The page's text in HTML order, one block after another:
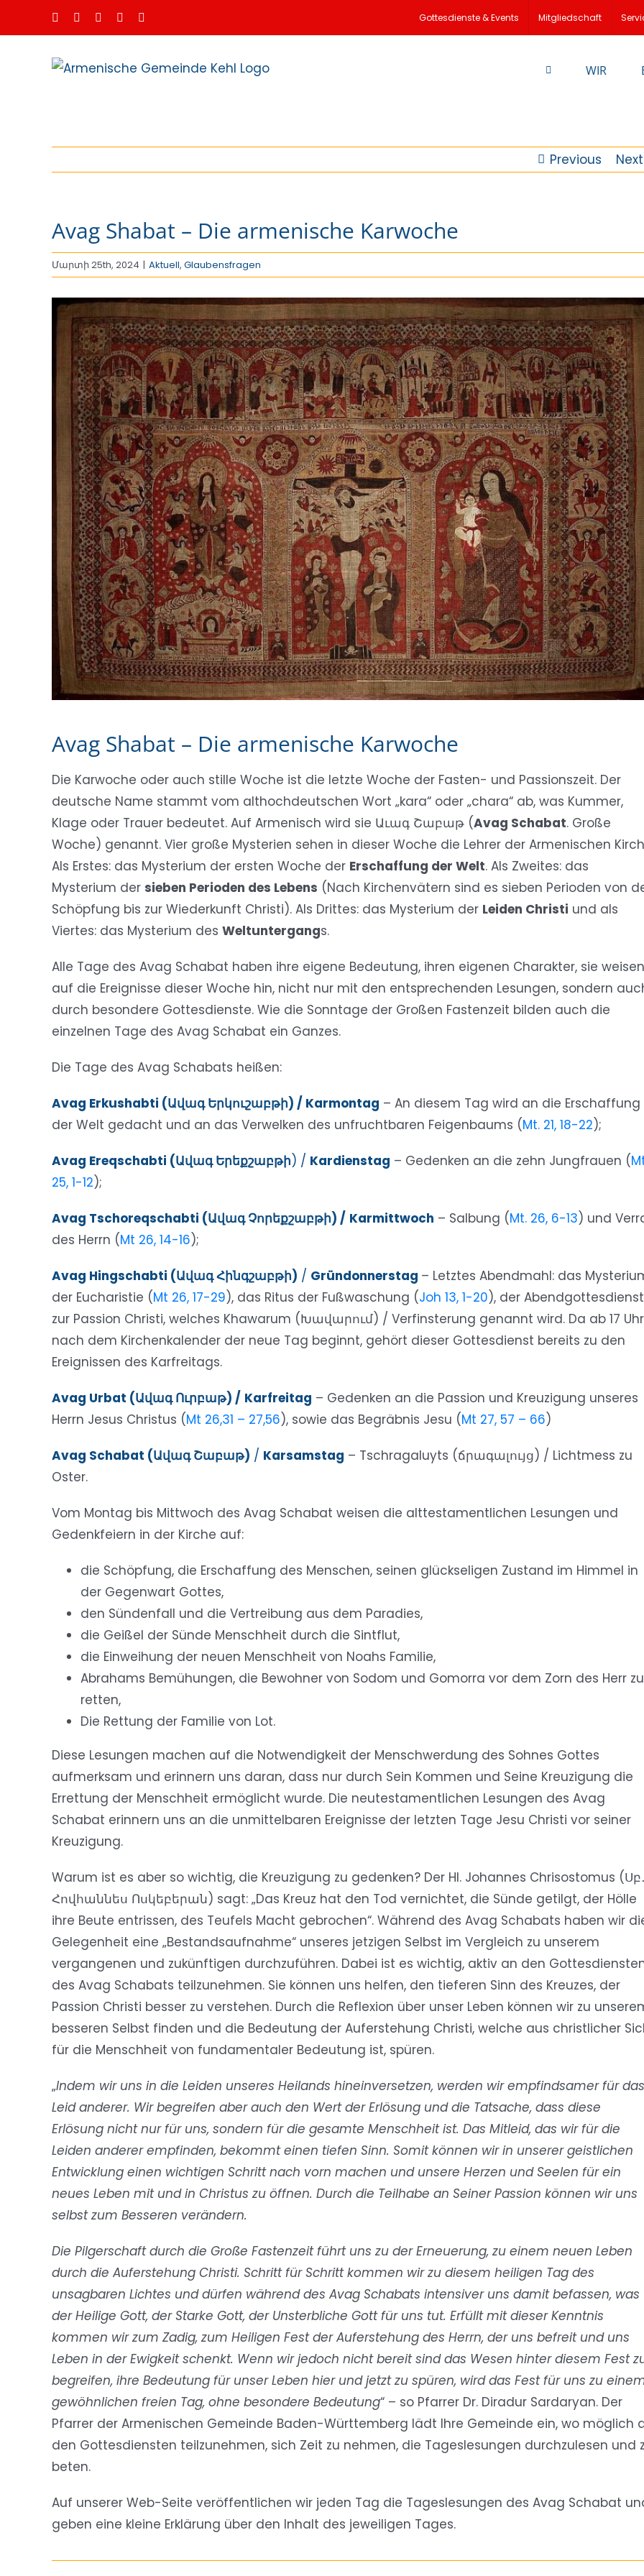
to
FacebookInstagram
SpotifyYouTube Gottesdienste & Events Mitgliedschaft
WIR
Previous Next
Avag Shabat – Die armenische Karwoche
Մարտի 25th, 2024 | Aktuell, Glaubensfragen
View
Larger
Image
Avag Shabat – Die armenische Karwoche
Die Karwoche oder auch stille Woche ist die letzte Woche der Fasten- und Passionszeit. Der
deutsche Name stammt vom althochdeutschen Wort „kara“ oder „chara“ ab, was Kummer,
Klage oder Trauer bedeutet. Auf Armenisch wird sie Աւագ Շաբաթ (Avag Schabat. Große
Woche) genannt. Vier große Mysterien sehen in dieser Woche die Lehrer der Armenischen
Als Erstes: das Mysterium der ersten Woche der Erschaffung der Welt. Als Zweites: das
Mysterium der sieben Perioden des Lebens (Nach Kirchenvätern sind es sieben Perioden von
Schöpfung bis zur Wiederkunft Christi). Als Drittes: das Mysterium der Leiden Christi und als
Viertes: das Mysterium des Weltuntergangs.
Alle Tage des Avag Schabat haben ihre eigene Bedeutung, ihren eigenen Charakter, sie weisen
auf die Ereignisse dieser Woche hin, nicht nur mit den entsprechenden Lesungen, sondern
durch besondere Gottesdienste. Wie die Sonntage der Großen Fastenzeit bilden auch die
einzelnen Tage des Avag Schabat ein Ganzes.
Die Tage des Avag Schabats heißen:
Avag Erkushabti (Ավագ Երկուշաբթի) / Karmontag – An diesem Tag wird an die Erschaffung
der Welt gedacht und an das Verwelken des unfruchtbaren Feigenbaums (Mt. 21, 18-22);
Avag Ereqschabti (Ավագ Երեքշաբթի) / Kardienstag – Gedenken an die zehn Jungfrauen (
25, 1-12);
Avag Tschoreqschabti (Ավագ Չորեքշաբթի) / Karmittwoch – Salbung (Mt. 26, 6-13) und
des Herrn (Mt 26, 14-16);
Avag Hingschabti (Ավագ Հինգշաբթի) / Gründonnerstag – Letztes Abendmahl: das
der Eucharistie (Mt 26, 17-29), das Ritus der Fußwaschung (Joh 13, 1-20), der Abendgottesdienst
zur Passion Christi, welches Khawarum (Խավարում) / Verfinsterung genannt wird. Da ab 17 Uhr
nach dem Kirchenkalender der neue Tag beginnt, gehört dieser Gottesdienst bereits zu den
Ereignissen des Karfreitags.
Avag Urbat (Ավագ Ուրբաթ) / Karfreitag – Gedenken an die Passion und Kreuzigung unseres
Herrn Jesus Christus (Mt 26,31 – 27,56), sowie das Begräbnis Jesu (Mt 27, 57 – 66)
Avag Schabat (Ավագ Շաբաթ) / Karsamstag – Tschragaluyts (ճրագալույց) / Lichtmess zu
Oster.
Vom Montag bis Mittwoch des Avag Schabat weisen die alttestamentlichen Lesungen und
Gedenkfeiern in der Kirche auf:
die Schöpfung, die Erschaffung des Menschen, seinen glückseligen Zustand im Himmel in
der Gegenwart Gottes,
den Sündenfall und die Vertreibung aus dem Paradies,
die Geißel der Sünde Menschheit durch die Sintflut,
die Einweihung der neuen Menschheit von Noahs Familie,
Abrahams Bemühungen, die Bewohner von Sodom und Gomorra vor dem Zorn des Herr zu
retten,
Die Rettung der Familie von Lot.
Diese Lesungen machen auf die Notwendigkeit der Menschwerdung des Sohnes Gottes
aufmerksam und erinnern uns daran, dass nur durch Sein Kommen und Seine Kreuzigung die
Errettung der Menschheit ermöglicht wurde. Die neutestamentlichen Lesungen des Avag
Schabat erinnern uns an die unmittelbaren Ereignisse der letzten Tage Jesu Christi vor seiner
Kreuzigung.
Warum ist es aber so wichtig, die Kreuzigung zu gedenken? Der Hl. Johannes Chrisostomus
Հովհաննես Ոսկեբերան) sagt: „Das Kreuz hat den Tod vernichtet, die Sünde getilgt, der Hölle
ihre Beute entrissen, des Teufels Macht gebrochen“. Während des Avag Schabats haben wir
Gelegenheit eine „Bestandsaufnahme“ unseres jetzigen Selbst im Vergleich zu unserem
vergangenen und zukünftigen durchzuführen. Dabei ist es wichtig, aktiv an den
des Avag Schabats teilzunehmen. Sie können uns helfen, den tieferen Sinn des Kreuzes, der
Passion Christi besser zu verstehen. Durch die Reflexion über unser Leben können wir zu
besseren Selbst finden und die Bedeutung der Auferstehung Christi, welche aus christlicher
für die Menschheit von fundamentaler Bedeutung ist, spüren.
„Indem wir uns in die Leiden unseres Heilands hineinversetzen, werden wir empfindsamer für das
Leid anderer. Wir begreifen aber auch den Wert der Erlösung und die Tatsache, dass diese
Erlösung nicht nur für uns, sondern für die gesamte Menschheit ist. Das Mitleid, das wir für die
Leiden anderer empfinden, bekommt einen tiefen Sinn. Somit können wir in unserer geistlichen
Entwicklung einen wichtigen Schritt nach vorn machen und unsere Herzen und Seelen für ein
neues Leben mit und in Christus zu öffnen. Durch die Teilhabe an Seiner Passion können wir uns
selbst zum Besseren verändern.
Die Pilgerschaft durch die Große Fastenzeit führt uns zu der Erneuerung, zu einem neuen Leben
durch die Auferstehung Christi. Schritt für Schritt kommen wir zu diesem heiligen Tag des
unsagbaren Lichtes und dürfen während des Avag Schabats intensiver uns damit befassen, was
der Heilige Gott, der Starke Gott, der Unsterbliche Gott für uns tut. Erfüllt mit dieser Kenntnis
kommen wir zum Zadig, zum Heiligen Fest der Auferstehung des Herrn, der uns befreit und uns
Leben in der Ewigkeit schenkt. Wenn wir jedoch nicht bereit sind das Wesen hinter diesem Fest
begreifen, ihre Bedeutung für unser Leben hier und jetzt zu spüren, wird das Fest für uns zu
gewöhnlichen freien Tag, ohne besondere Bedeutung“ – so Pfarrer Dr. Diradur Sardaryan. Der
Pfarrer der Armenischen Gemeinde Baden-Württemberg lädt Ihre Gemeinde ein, wo möglich
den Gottesdiensten teilzunehmen, sich Zeit zu nehmen, die Tageslesungen durchzulesen und
beten.
Auf unserer Web-Seite veröffentlichen wir jeden Tag die Tageslesungen des Avag Schabat
geben eine kleine Erklärung über den Inhalt des jeweiligen Tages.